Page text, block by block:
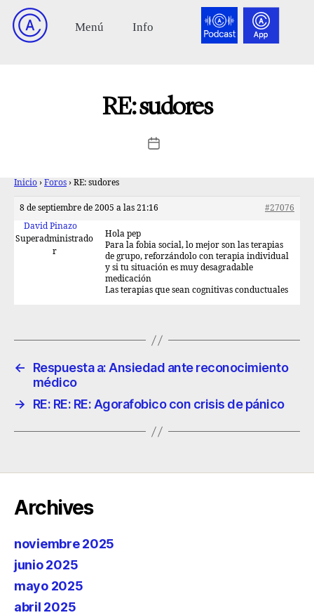
RE: sudores
Inicio › Foros › RE: sudores
8 de septiembre de 2005 a las 21:16
#27076
David Pinazo
Superadministrado
r
Hola pep
Para la fobia social, lo mejor son las terapias
de grupo, reforzándolo con terapia individual
y si tu situación es muy desagradable
medicación
Las terapias que sean cognitivas conductuales
←
Respuesta a: Ansiedad ante reconocimiento
médico
→
RE: RE: RE: Agorafobico con crisis de pánico
Archives
noviembre 2025
junio 2025
mayo 2025
abril 2025